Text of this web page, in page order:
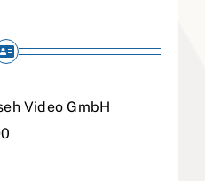
Video GmbH